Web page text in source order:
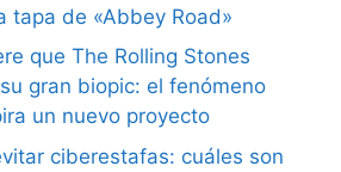
tapa de «Abbey Road»
que The Rolling Stones
gran biopic: el fenómeno
un nuevo proyecto
ciberestafas: cuáles son